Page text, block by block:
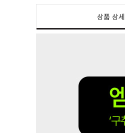
상품 상세